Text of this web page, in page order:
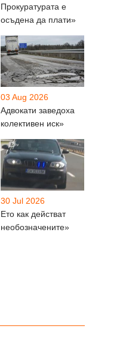
Прокуратурата е
осъдена да плати»
03 Aug 2026
Адвокати заведоха
колективен иск»
30 Jul 2026
Ето как действат
необозначените»